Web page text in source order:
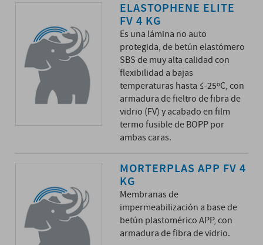
ELASTOPHENE ELITE
FV 4 KG
Es una lámina no auto
protegida, de betún elastómero
SBS de muy alta calidad con
flexibilidad a bajas
temperaturas hasta ≤-25ºC, con
armadura de fieltro de fibra de
vidrio (FV) y acabado en film
termo fusible de BOPP por
ambas caras.
MORTERPLAS APP FV 4
KG
Membranas de
impermeabilización a base de
betún plastomérico APP, con
armadura de fibra de vidrio.